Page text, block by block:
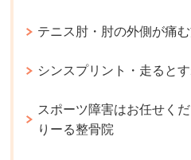
テニス肘・肘の外側が痛
シンスプリント・走ると
スポーツ障害はお任せく
りーる整骨院